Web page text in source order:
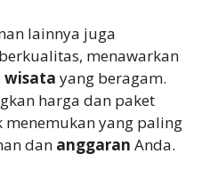
lainnya juga
menawarkan
wisata yang beragam.
harga dan paket
yang paling
dan anggaran Anda.